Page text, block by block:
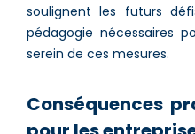
soulignent les futurs
pédagogie nécessaires
serein de ces mesures.
Conséquences